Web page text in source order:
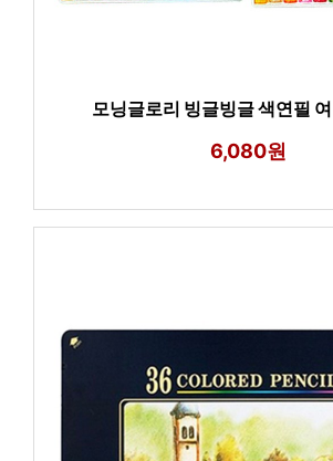
모닝글로리 빙글빙글 색연필
6,080원